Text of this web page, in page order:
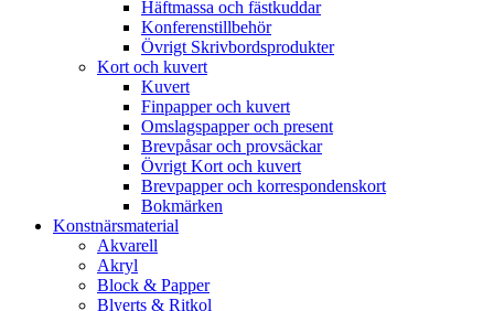
Häftmassa och fästkuddar
Konferenstillbehör
Övrigt Skrivbordsprodukter
Kort och kuvert
Kuvert
Finpapper och kuvert
Omslagspapper och present
Brevpåsar och provsäckar
Övrigt Kort och kuvert
Brevpapper och korrespondenskort
Bokmärken
Konstnärsmaterial
Akvarell
Akryl
Block & Papper
Blyerts & Ritkol